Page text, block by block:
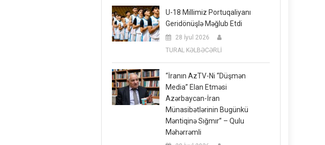
U-18 Millimiz Portuqaliyanı
Geridönüşlə Məğlub Etdi
28 İyul 2026
TURAL KƏLBƏCƏRLİ
“İranın AzTV-Ni “düşmən
Media” Elan Etməsi
Azərbaycan-İran
Münasibətlərinin Bugünkü
Məntiqinə Sığmır” – Qulu
Məhərrəmli